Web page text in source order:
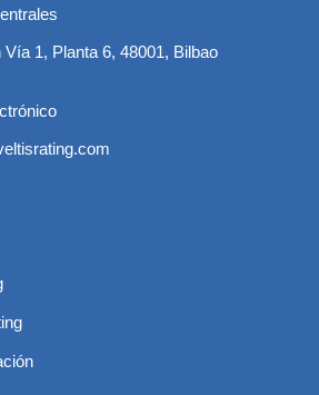
Vía 1, Planta 6, 48001, Bilbao